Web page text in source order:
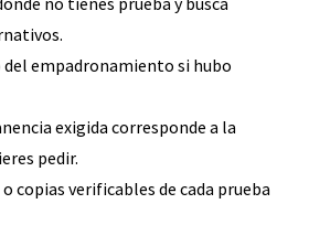
del empadronamiento si hubo
exigida corresponde a la
pedir.
copias verificables de cada prueba